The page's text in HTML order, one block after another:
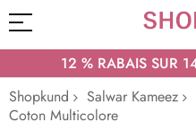
12 % RABAIS SUR
Shopkund
Salwar Kameez
Coton Multicolore